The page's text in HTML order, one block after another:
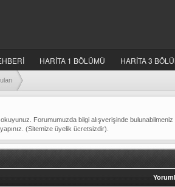
HARİTA 1 BÖLÜMÜ HARİTA 3
okuyunuz. Forumumuzda bilgi alışverişinde
yapınız. (Sitemize üyelik ücretsizdir).